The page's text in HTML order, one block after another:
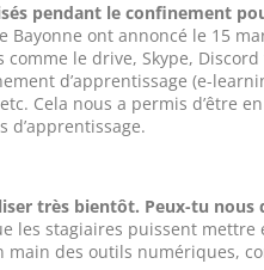
pendant le confinement
Bayonne ont annoncé le 15
le drive, Skype,
d’apprentissage (e-
Cela nous a permis d’être
d’apprentissage.
très bientôt. Peux-tu
les stagiaires puissent
main des outils numériques,